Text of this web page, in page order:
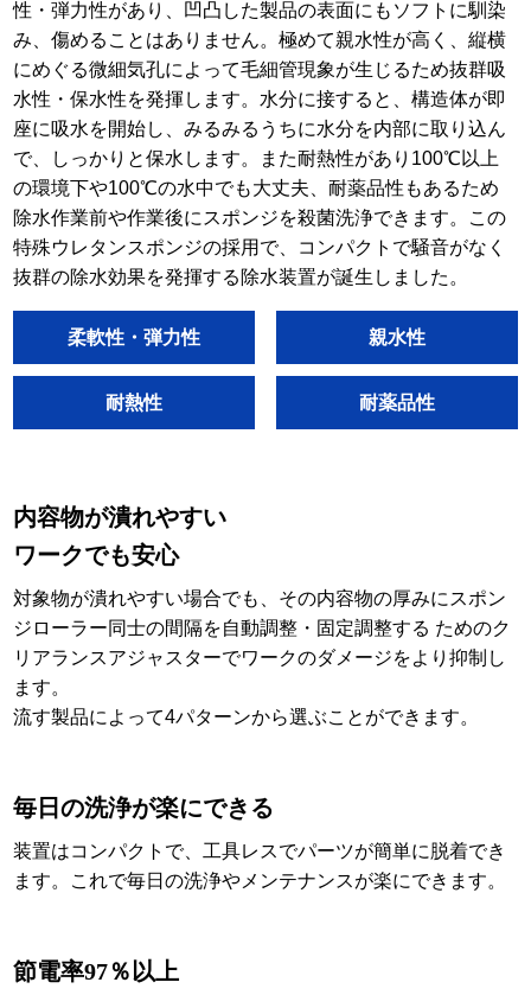
性・弾力性があり、凹凸した製品の表面にもソフトに馴染
み、傷めることはありません。極めて親水性が高く、縦横
にめぐる微細気孔によって毛細管現象が生じるため抜群吸
水性・保水性を発揮します。水分に接すると、構造体が即
座に吸水を開始し、みるみるうちに水分を内部に取り込ん
で、しっかりと保水します。また耐熱性があり100℃以上
の環境下や100℃の水中でも大丈夫、耐薬品性もあるため
除水作業前や作業後にスポンジを殺菌洗浄できます。この
特殊ウレタンスポンジの採用で、コンパクトで騒音がなく
抜群の除水効果を発揮する除水装置が誕生しました。
柔軟性・弾力性 親水性
耐熱性 耐薬品性
内容物が潰れやすい
ワークでも安心
対象物が潰れやすい場合でも、その内容物の厚みにスポン
ジローラー同士の間隔を自動調整・固定調整する ためのク
リアランスアジャスターでワークのダメージをより抑制し
ます。
流す製品によって4パターンから選ぶことができます。
毎日の洗浄が楽にできる
装置はコンパクトで、工具レスでパーツが簡単に脱着でき
ます。これで毎日の洗浄やメンテナンスが楽にできます。
節電率97％以上